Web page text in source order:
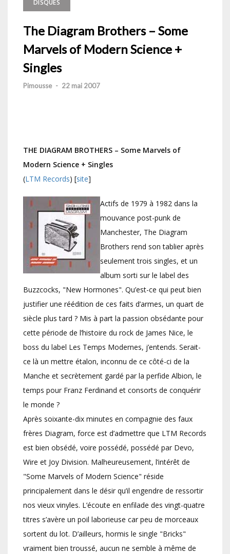
DISQUES
The Diagram Brothers – Some
Marvels of Modern Science +
Singles
Pimousse - 22 mai 2007
THE DIAGRAM BROTHERS – Some Marvels of
Modern Science + Singles
(LTM Records) [site]
Actifs de 1979 à 1982 dans la
mouvance post-punk de
Manchester, The Diagram
Brothers rend son tablier après
seulement trois singles, et un
album sorti sur le label des
Buzzcocks, "New Hormones". Qu’est-ce qui peut bien
justifier une réédition de ces faits d’armes, un quart de
siècle plus tard ? Mis à part la passion obsédante pour
cette période de l’histoire du rock de James Nice, le
boss du label Les Temps Modernes, j’entends. Serait-
ce là un mettre étalon, inconnu de ce côté-ci de la
Manche et secrètement gardé par la perfide Albion, le
temps pour Franz Ferdinand et consorts de conquérir
le monde ?
Après soixante-dix minutes en compagnie des faux
frères Diagram, force est d’admettre que LTM Records
est bien obsédé, voire possédé, possédé par Devo,
Wire et Joy Division. Malheureusement, l’intérêt de
"Some Marvels of Modern Science" réside
principalement dans le désir qu’il engendre de ressortir
nos vieux vinyles. L’écoute en enfilade des vingt-quatre
titres s’avère un poil laborieuse car peu de morceaux
sortent du lot. D’ailleurs, hormis le single "Bricks"
vraiment bien troussé, aucun ne semble à même de